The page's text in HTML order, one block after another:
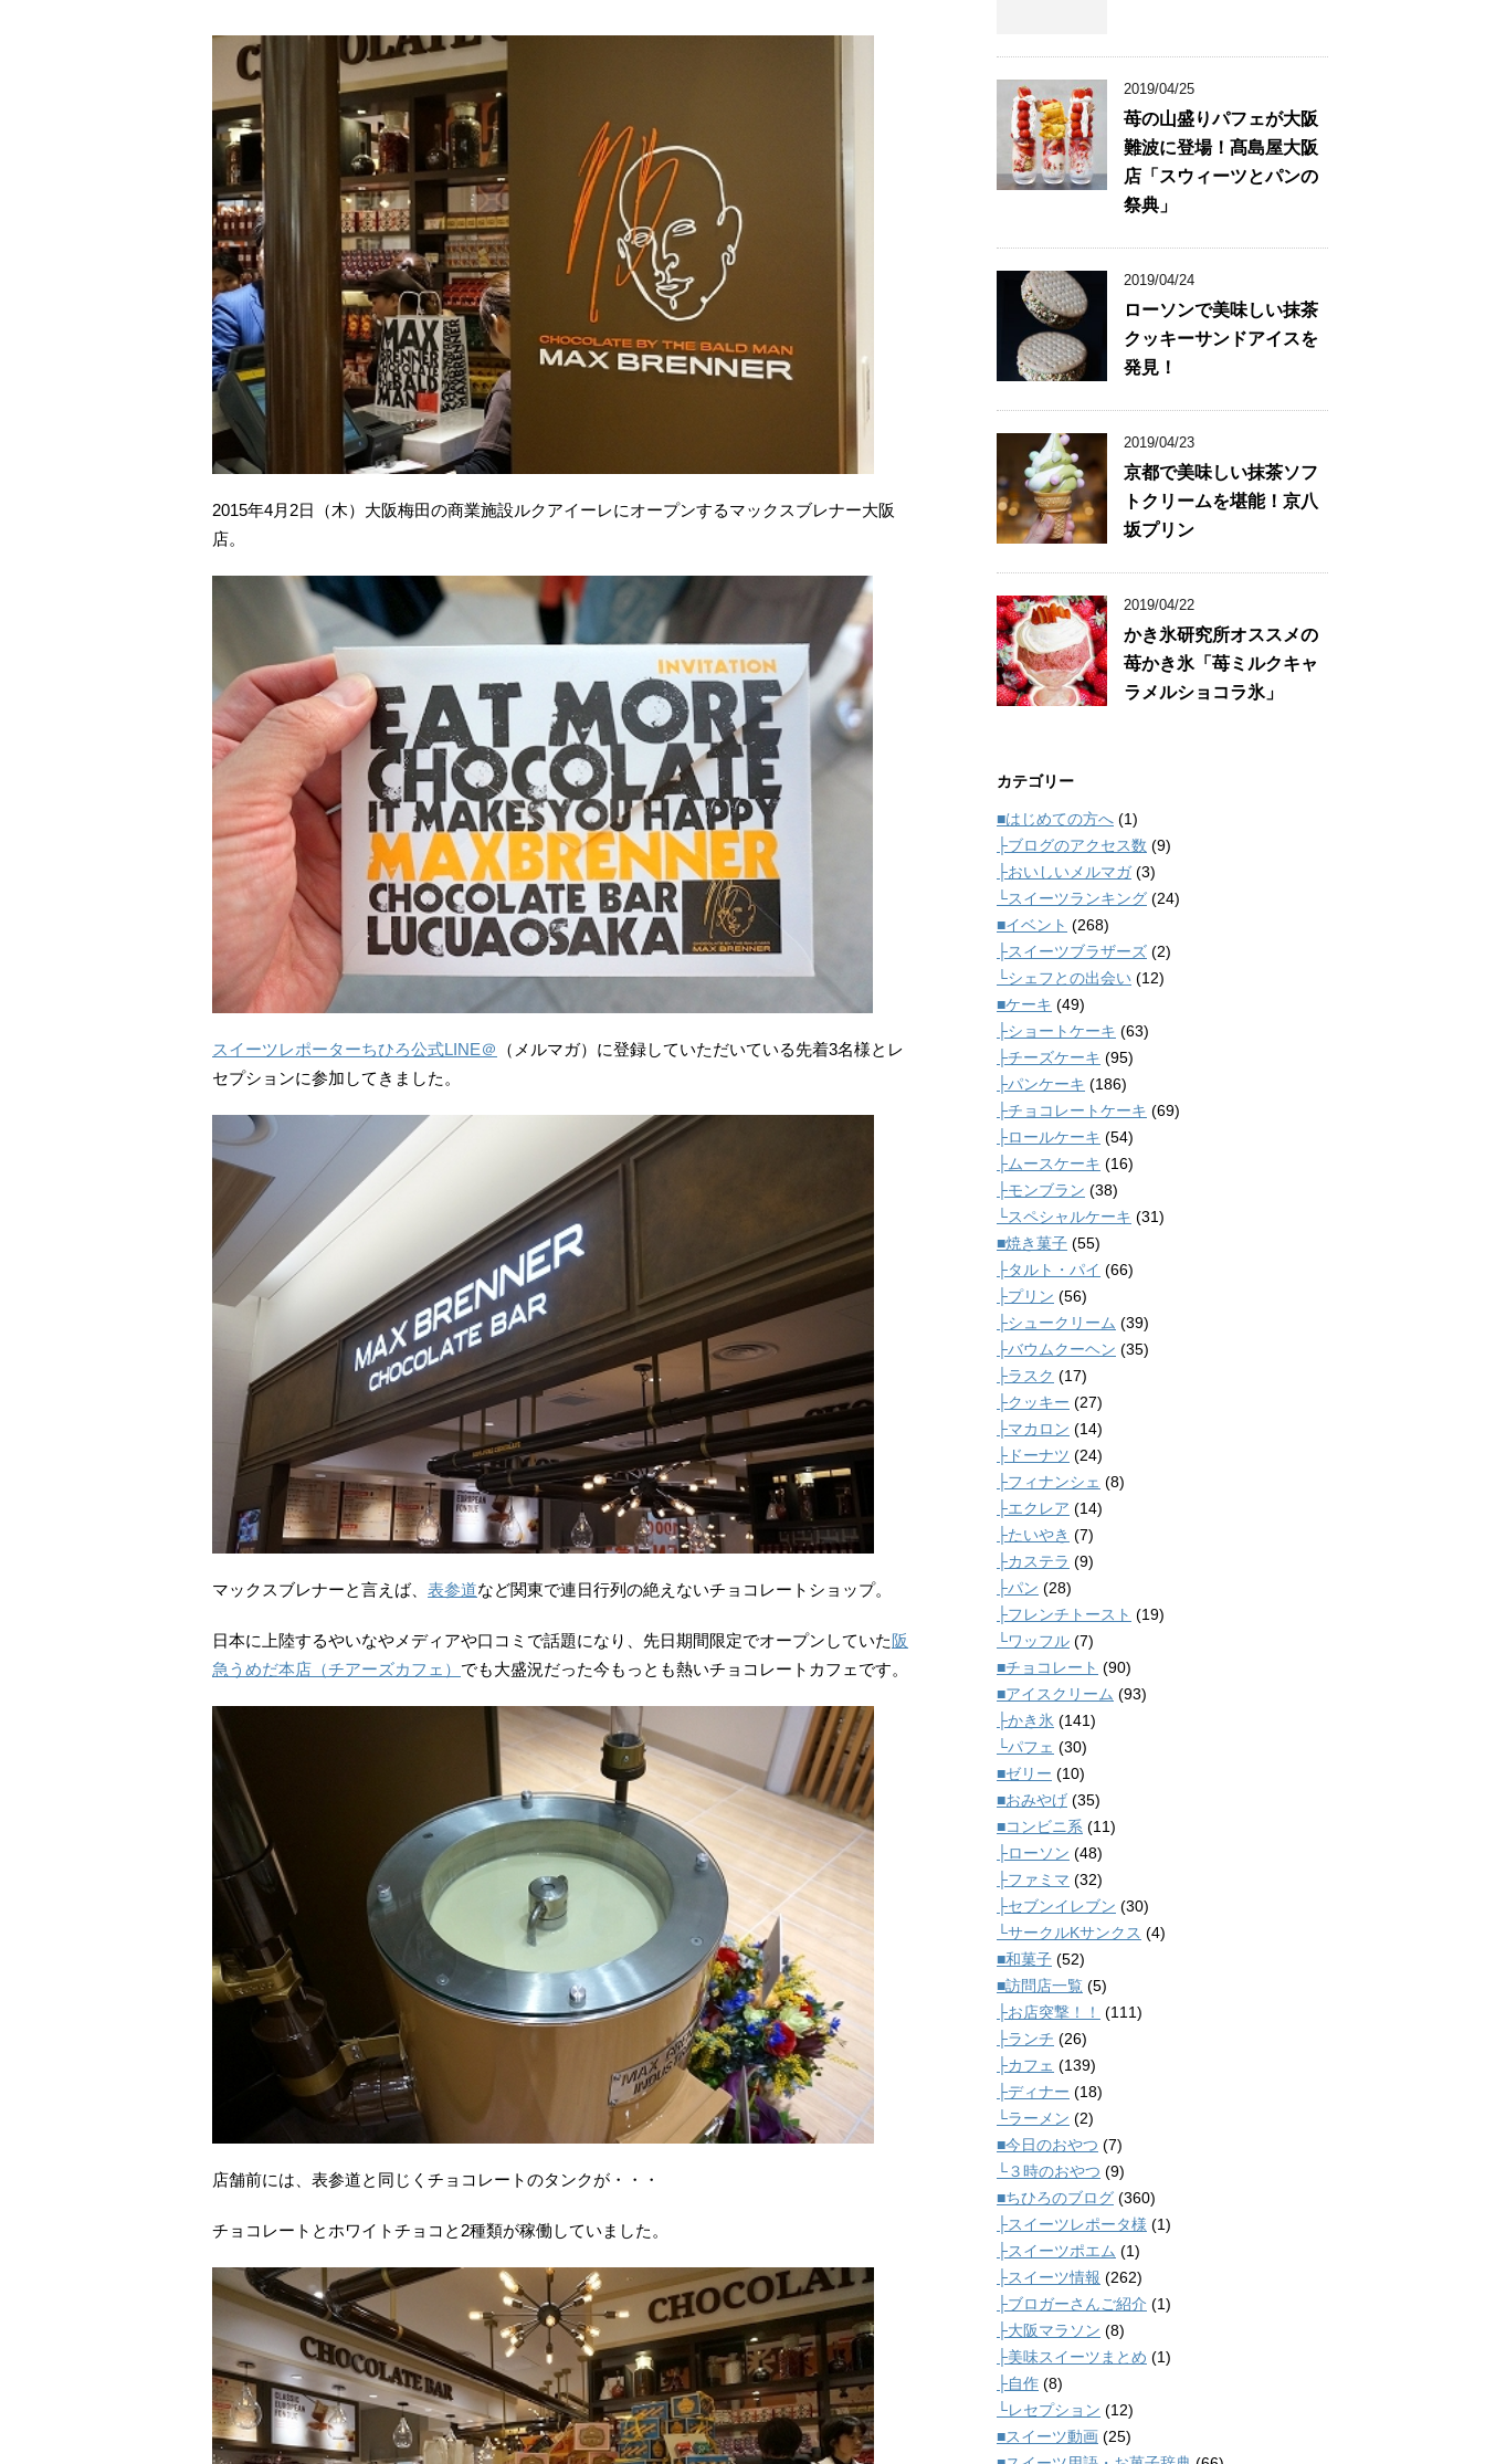
2015年4月2日（木）大阪梅田の商業施設ルクアイーレにオープンするマックスブレナー大阪
店。
スイーツレポーターちひろ公式LINE＠
（メルマガ）に登録していただいている先着3名様とレ
セプションに参加してきました。
マックスブレナーと言えば、 表参道など関東で連日行列の絶えないチョコレートショップ。
日本に上陸するやいなやメディアや口コミで話題になり、先日期間限定でオープンしていた阪
急うめだ本店（チアーズカフェ） でも大盛況だった今もっとも熱いチョコレートカフェです。
店舗前には、表参道と同じくチョコレートのタンクが・・・
チョコレートとホワイトチョコと2種類が稼働していました。
2019/04/25
苺の山盛りパフェが大阪
難波に登場！髙島屋大阪
店「スウィーツとパンの
祭典」
2019/04/24
ローソンで美味しい抹茶
クッキーサンドアイスを
発見！
2019/04/23
京都で美味しい抹茶ソフ
トクリームを堪能！京八
坂プリン
2019/04/22
かき氷研究所オススメの
苺かき氷「苺ミルクキャ
ラメルショコラ氷」
カテゴリー
■はじめての方へ (1)
├ブログのアクセス数 (9)
├おいしいメルマガ(3)
└スイーツランキング (24)
■イベント (268)
├スイーツブラザーズ (2)
└シェフとの出会い (12)
■ケーキ (49)
├ショートケーキ (63)
├チーズケーキ (95)
├パンケーキ (186)
├チョコレートケーキ (69)
├ロールケーキ (54)
├ムースケーキ (16)
├モンブラン (38)
└スペシャルケーキ (31)
■焼き菓子 (55)
├タルト・パイ (66)
├プリン (56)
├シュークリーム (39)
├バウムクーヘン (35)
├ラスク (17)
├クッキー (27)
├マカロン (14)
├ドーナツ (24)
├フィナンシェ (8)
├エクレア (14)
├たいやき (7)
├カステラ (9)
├パン (28)
├フレンチトースト (19)
└ワッフル (7)
■チョコレート (90)
■アイスクリーム (93)
├かき氷 (141)
└パフェ (30)
■ゼリー (10)
■おみやげ (35)
■コンビニ系 (11)
├ローソン (48)
├ファミマ (32)
├セブンイレブン (30)
└サークルKサンクス (4)
■和菓子 (52)
■訪問店一覧 (5)
├お店突撃！！
(111)
├ランチ (26)
├カフェ (139)
├ディナー (18)
└ラーメン (2)
■今日のおやつ (7)
└３時のおやつ (9)
■ちひろのブログ (360)
├スイーツレポータ様 (1)
├スイーツポエム (1)
├スイーツ情報 (262)
├ブロガーさんご紹介 (1)
├大阪マラソン (8)
├美味スイーツまとめ (1)
├自作 (8)
└レセプション (12)
■スイーツ動画 (25)